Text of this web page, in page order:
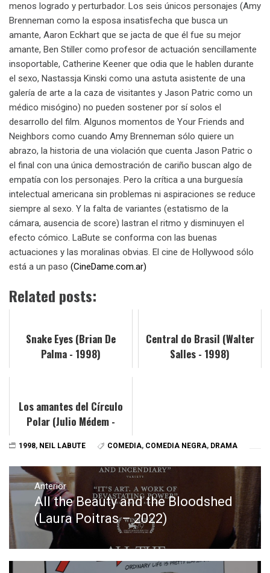
menos logrado y perturbador. Los seis únicos personajes (Amy
Brenneman como la esposa insatisfecha que busca un
amante, Aaron Eckhart que se jacta de que él fue su mejor
amante, Ben Stiller como profesor de actuación sencillamente
insoportable, Catherine Keener que odia que le hablen durante
el sexo, Nastassja Kinski como una astuta asistente de una
galería de arte a la caza de visitantes y Jason Patric como un
médico misógino) no pueden sostener por sí solos el
desarrollo del film. Algunos momentos de Your Friends and
Neighbors como cuando Amy Brenneman sólo quiere un
abrazo, la historia de una violación que cuenta Jason Patric o
el final con una única demostración de cariño buscan algo de
empatía con los personajes. Pero la crítica a una burguesía
intelectual americana sin problemas ni aspiraciones se reduce
siempre al sexo. Y la falta de variantes (estatismo de la
cámara, ausencia de score) lastran el ritmo y disminuyen el
efecto cómico. LaBute se conforma con las buenas
actuaciones y las moralinas obvias. El cine de Hollywood sólo
está a un paso (CineDame.com.ar)
Related posts:
Snake Eyes (Brian De
Palma - 1998)
Central do Brasil (Walter
Salles - 1998)
Los amantes del Círculo
Polar (Julio Médem -
1998, NEIL LABUTE COMEDIA, COMEDIA NEGRA, DRAMA
Navegación
de
entradas
Anterior
Entrada
anterior:
All the Beauty and the Bloodshed
(Laura Poitras – 2022)